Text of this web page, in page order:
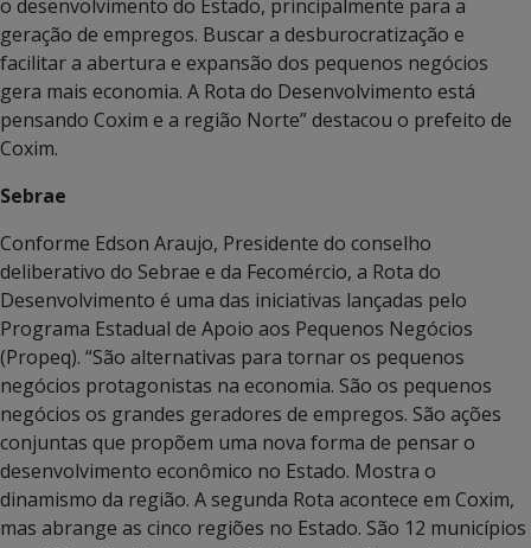
o desenvolvimento do Estado, principalmente para a
geração de empregos. Buscar a desburocratização e
facilitar a abertura e expansão dos pequenos negócios
gera mais economia. A Rota do Desenvolvimento está
pensando Coxim e a região Norte” destacou o prefeito de
Coxim.
Sebrae
Conforme Edson Araujo, Presidente do conselho
deliberativo do Sebrae e da Fecomércio, a Rota do
Desenvolvimento é uma das iniciativas lançadas pelo
Programa Estadual de Apoio aos Pequenos Negócios
(Propeq). “São alternativas para tornar os pequenos
negócios protagonistas na economia. São os pequenos
negócios os grandes geradores de empregos. São ações
conjuntas que propõem uma nova forma de pensar o
desenvolvimento econômico no Estado. Mostra o
dinamismo da região. A segunda Rota acontece em Coxim,
mas abrange as cinco regiões no Estado. São 12 municípios